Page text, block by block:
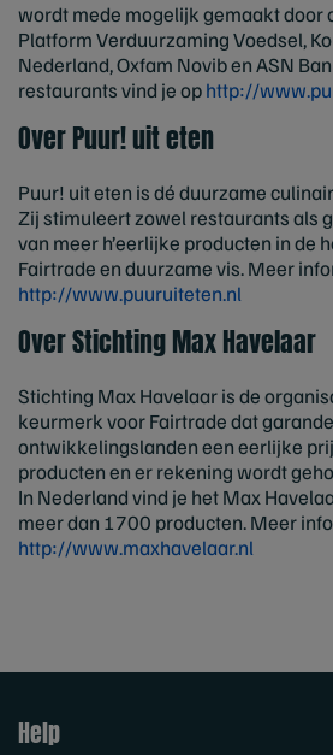
wordt mede mogelijk gemaakt door
Platform Verduurzaming Voedsel,
Nederland, Oxfam Novib en ASN
restaurants vind je ophttp://
Over Puur! uit eten
Puur! uit eten is dé duurzame
Zij stimuleert zowel restaurants als
van meer h’eerlijke producten in de
Fairtrade en duurzame vis. Meer
http://www.puuruiteten.nl
Over Stichting Max Havelaar
Stichting Max Havelaar is de
keurmerk voor Fairtrade dat
ontwikkelingslanden een eerlijke
producten en er rekening wordt
In Nederland vind je het Max
meer dan 1700 producten. Meer
http://www.maxhavelaar.nl
Help